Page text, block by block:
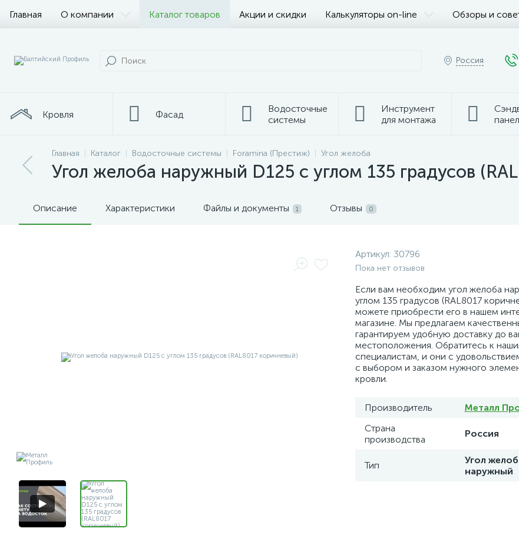
Главная О компании Каталог товаров Акции и скидки Калькуляторы on-line Обзоры и
Россия
Кровля Фасад
Водосточные
системы
Инструмент
для монтажа
Металлопрокат
Главная Каталог Водосточные системы Foramina (Престиж) Угол желоба
Угол желоба наружный D125 с углом 135 градусов
Описание Характеристики Файлы и документы 1 Отзывы 0
Артикул: 30796
Пока нет отзывов
Если вам необходим угол желоба
углом 135 градусов (RAL8017
можете приобрести его в нашем
магазине. Мы предлагаем
гарантируем удобную доставку до
местоположения. Обратитесь к
специалистам, и они с
с выбором и заказом нужного
кровли.
Производитель
Металл
Страна
производства
Россия
Тип
Угол
наружный